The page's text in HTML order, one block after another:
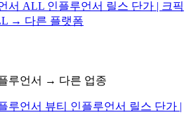
서 ALL 인플루언서 릴스 단가 | 크픽
→ 다른 플랫폼
루언서 → 다른 업종
루언서 뷰티 인플루언서 릴스 단가 |